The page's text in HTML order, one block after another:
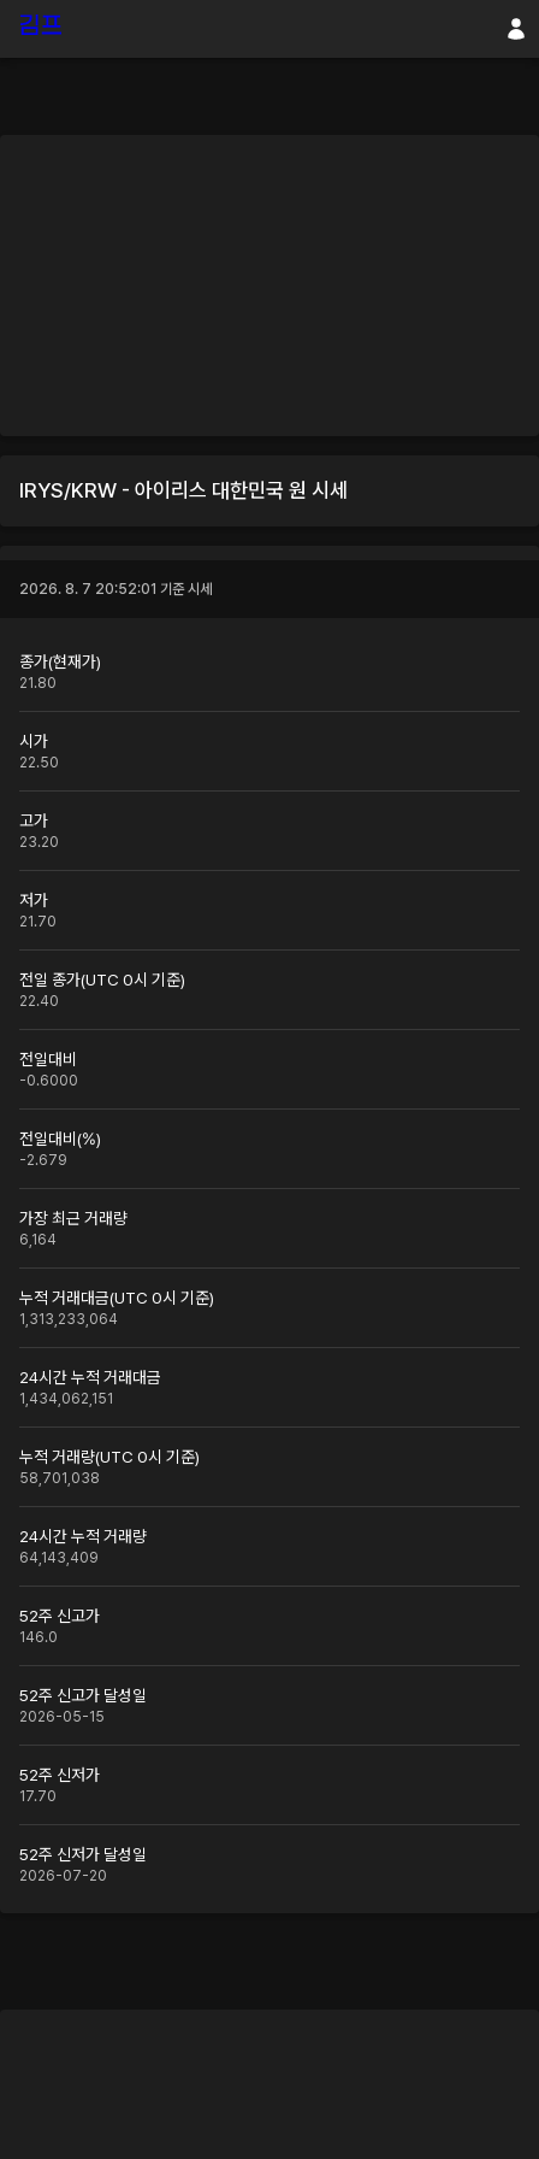
IRYS/KRW - 아이리스 대한민국 원 시세
2026. 8. 7 20:52:01 기준 시세
종가(현재가)
21.80
시가
22.50
고가
23.20
저가
21.70
전일 종가(UTC 0시 기준)
22.40
전일대비
-0.6000
전일대비(%)
-2.679
가장 최근 거래량
6,164
누적 거래대금(UTC 0시 기준)
1,313,233,064
24시간 누적 거래대금
1,434,062,151
누적 거래량(UTC 0시 기준)
58,701,038
24시간 누적 거래량
64,143,409
52주 신고가
146.0
52주 신고가 달성일
2026-05-15
52주 신저가
17.70
52주 신저가 달성일
2026-07-20